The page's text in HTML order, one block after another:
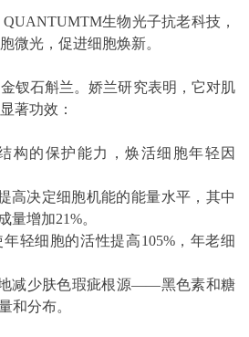
生物光子抗老科技，
微光，促进细胞焕新。
钗石斛兰。娇兰研究表明，它对肌
著功效：
构的保护能力，焕活细胞年轻因
高决定细胞机能的能量水平，其中
量增加21%。
轻细胞的活性提高105%，年老细
减少肤色瑕疵根源——黑色素和糖
和分布。